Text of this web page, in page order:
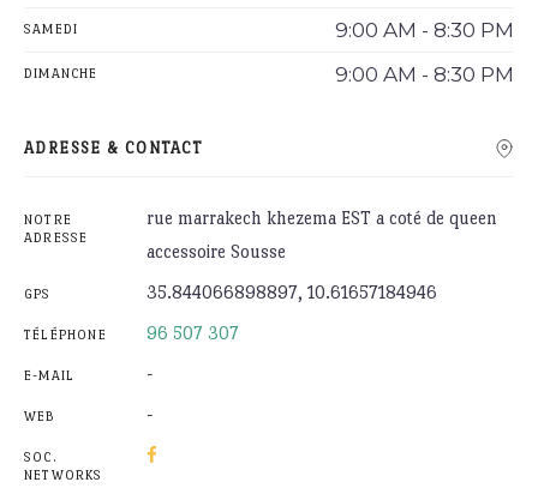
SAMEDI 9:00 AM - 8:30 PM
DIMANCHE 9:00 AM - 8:30 PM
ADRESSE & CONTACT
NOTRE
ADRESSE
rue marrakech khezema EST a coté de queen
accessoire Sousse
GPS 35.844066898897, 10.61657184946
TÉLÉPHONE 96 507 307
E-MAIL -
WEB -
SOC.
NETWORKS